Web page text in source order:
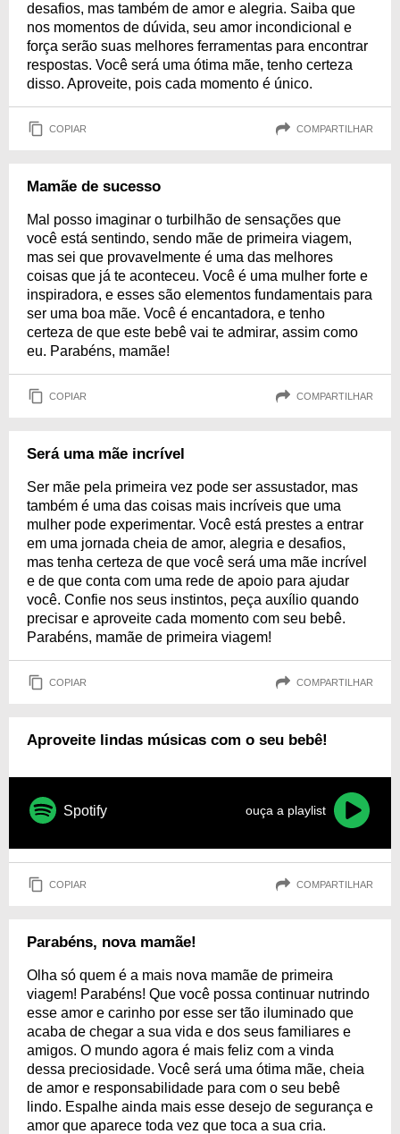
desafios, mas também de amor e alegria. Saiba que
nos momentos de dúvida, seu amor incondicional e
força serão suas melhores ferramentas para encontrar
respostas. Você será uma ótima mãe, tenho certeza
disso. Aproveite, pois cada momento é único.
COPIAR COMPARTILHAR
Mamãe de sucesso
Mal posso imaginar o turbilhão de sensações que
você está sentindo, sendo mãe de primeira viagem,
mas sei que provavelmente é uma das melhores
coisas que já te aconteceu. Você é uma mulher forte e
inspiradora, e esses são elementos fundamentais para
ser uma boa mãe. Você é encantadora, e tenho
certeza de que este bebê vai te admirar, assim como
eu. Parabéns, mamãe!
COPIAR COMPARTILHAR
Será uma mãe incrível
Ser mãe pela primeira vez pode ser assustador, mas
também é uma das coisas mais incríveis que uma
mulher pode experimentar. Você está prestes a entrar
em uma jornada cheia de amor, alegria e desafios,
mas tenha certeza de que você será uma mãe incrível
e de que conta com uma rede de apoio para ajudar
você. Confie nos seus instintos, peça auxílio quando
precisar e aproveite cada momento com seu bebê.
Parabéns, mamãe de primeira viagem!
COPIAR COMPARTILHAR
Aproveite lindas músicas com o seu bebê!
Spotify ouça a playlist
COPIAR COMPARTILHAR
Parabéns, nova mamãe!
Olha só quem é a mais nova mamãe de primeira
viagem! Parabéns! Que você possa continuar nutrindo
esse amor e carinho por esse ser tão iluminado que
acaba de chegar a sua vida e dos seus familiares e
amigos. O mundo agora é mais feliz com a vinda
dessa preciosidade. Você será uma ótima mãe, cheia
de amor e responsabilidade para com o seu bebê
lindo. Espalhe ainda mais esse desejo de segurança e
amor que aparece toda vez que toca a sua cria.